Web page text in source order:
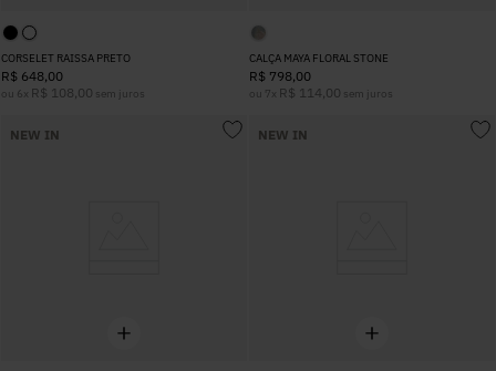
CORSELET RAISSA PRETO
R$ 648,00
ou 6 x R$ 108,00 sem juros
CALÇA MAYA FLORAL STONE
R$ 798,00
ou 7 x R$ 114,00 sem juros
NEW IN NEW IN